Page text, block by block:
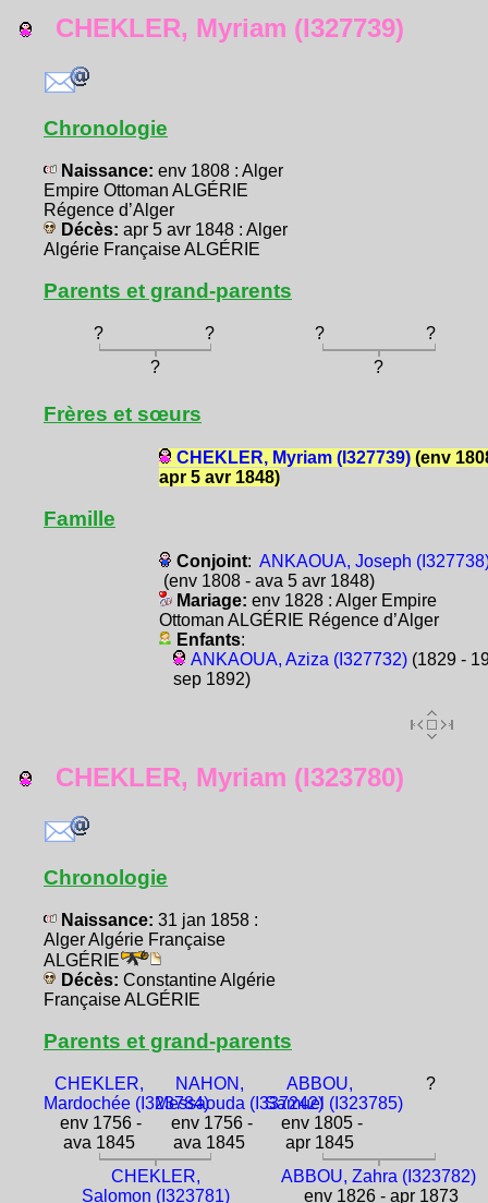
CHEKLER, Myriam (I327739)
Chronologie
Naissance: env 1808 : Alger
Empire Ottoman ALGÉRIE
Régence d’Alger
Décès: apr 5 avr 1848 : Alger
Algérie Française ALGÉRIE
Parents et grand-parents
? ? ?
?
?
?
Frères et sœurs
CHEKLER, Myriam (I327739)(env
apr 5 avr 1848)
Famille
Conjoint: ANKAOUA, Joseph
(env 1808 - ava 5 avr 1848)
Mariage: env 1828 : Alger Empire
Ottoman ALGÉRIE Régence d’Alger
Enfants:
ANKAOUA, Aziza (I327732)(1829 -
sep 1892)
CHEKLER, Myriam (I323780)
Chronologie
Naissance: 31 jan 1858 :
Alger Algérie Française
ALGÉRIE
Décès: Constantine Algérie
Française ALGÉRIE
Parents et grand-parents
CHEKLER,
Mardochée (I323784)
env 1756 -
ava 1845
NAHON,
Messaouda (I337242)
env 1756 -
ava 1845
ABBOU,
Samuel (I323785)
env 1805 -
apr 1845
?
CHEKLER,
Salomon (I323781)
ABBOU, Zahra (I323782)
env 1826 - apr 1873